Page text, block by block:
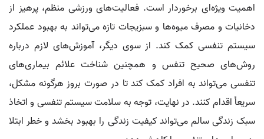
اهمیت ویژه‌ای برخوردار است. فعالیت‌های ورزشی منظم، پرهیز از
دخانیات و مصرف میوه‌ها و سبزیجات تازه می‌تواند به بهبود عملکرد
سیستم تنفسی کمک کند. از سوی دیگر، آموزش‌های لازم درباره
روش‌های صحیح تنفس و همچنین شناخت علائم بیماری‌های
تنفسی می‌تواند به افراد کمک کند تا در صورت بروز هرگونه مشکل،
سریعاً اقدام کنند. در نهایت، توجه به سلامت سیستم تنفسی و اتخاذ
سبک زندگی سالم می‌تواند کیفیت زندگی را بهبود بخشد و خطر ابتلا